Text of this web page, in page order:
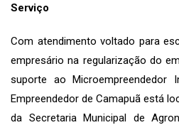
Serviço
Com atendimento voltado para
empresário na regularização do
suporte ao Microempreendedor
Empreendedor de Camapuã está
da Secretaria Municipal de